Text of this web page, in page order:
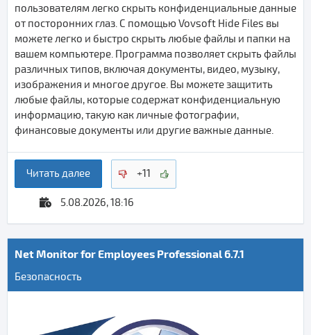
пользователям легко скрыть конфиденциальные данные
от посторонних глаз. С помощью Vovsoft Hide Files вы
можете легко и быстро скрыть любые файлы и папки на
вашем компьютере. Программа позволяет скрыть файлы
различных типов, включая документы, видео, музыку,
изображения и многое другое. Вы можете защитить
любые файлы, которые содержат конфиденциальную
информацию, такую как личные фотографии,
финансовые документы или другие важные данные.
Читать далее +11
5.08.2026, 18:16
Net Monitor for Employees Professional 6.7.1
Безопасность